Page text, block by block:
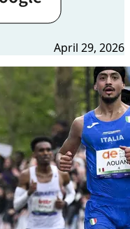
April 29, 2026